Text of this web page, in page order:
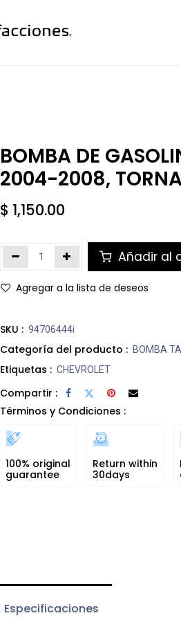
BOMBA DE
2004-2008,
$ 1,150.00
Añadir al
Agregar a la lista de deseos
SKU : 94706444i
Categoría del producto : BOMBA
Etiquetas : CHEVROLET
Compartir :
Términos y Condiciones :
100% original
guarantee
Return within
30days
Especificaciones